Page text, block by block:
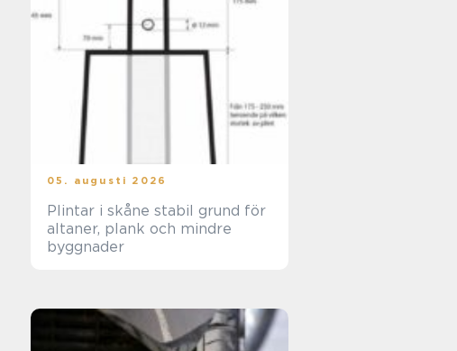
05. augusti 2026
Plintar i skåne stabil grund för
altaner, plank och mindre
byggnader